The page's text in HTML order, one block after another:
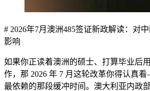
# 2026年7月澳洲485签证新政解读：对
影响
如果你正读着澳洲的硕士、打算毕业后
作，那 2026 年 7 月这轮改革你得认真
最依赖的那段缓冲时间。澳大利亚内政